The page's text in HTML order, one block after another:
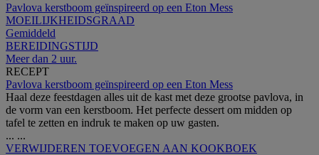
Pavlova kerstboom geïnspireerd op een Eton Mess
MOEILIJKHEIDSGRAAD
Gemiddeld
BEREIDINGSTIJD
Meer dan 2 uur.
RECEPT
Pavlova kerstboom geïnspireerd op een Eton Mess
Haal deze feestdagen alles uit de kast met deze grootse pavlova, in
de vorm van een kerstboom. Het perfecte dessert om midden op
tafel te zetten en indruk te maken op uw gasten.
... ...
VERWIJDEREN TOEVOEGEN AAN KOOKBOEK